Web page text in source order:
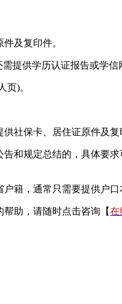
及复印件。
供学历认证报告或学信
页)。
保卡、居住证原件及复
规定总结的，具体要求
，通常只需要提供户口
助，请随时点击咨询【在